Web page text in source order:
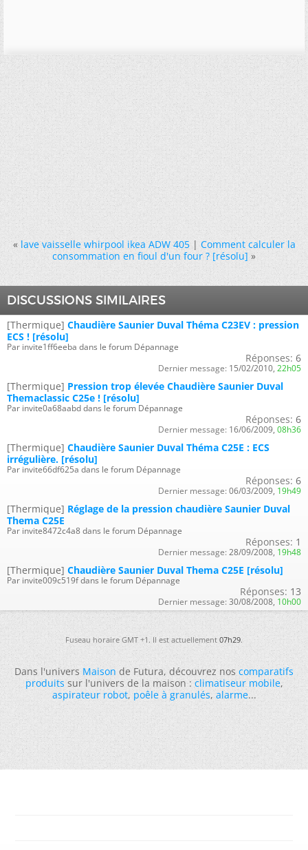
« lave vaisselle whirpool ikea ADW 405|Comment calculer la
consommation en fioul d'un four ? [résolu] »
DISCUSSIONS SIMILAIRES
[Thermique] Chaudière Saunier Duval Théma C23EV : pression
ECS ! [résolu]
Par invite1ff6eeba dans le forum Dépannage
Réponses: 6
Dernier message: 15/02/2010, 22h05
[Thermique] Pression trop élevée Chaudière Saunier Duval
Themaclassic C25e ! [résolu]
Par invite0a68aabd dans le forum Dépannage
Réponses: 6
Dernier message: 16/06/2009, 08h36
[Thermique] Chaudière Saunier Duval Théma C25E : ECS
irrégulière. [résolu]
Par invite66df625a dans le forum Dépannage
Réponses: 6
Dernier message: 06/03/2009, 19h49
[Thermique] Réglage de la pression chaudière Saunier Duval
Thema C25E
Par invite8472c4a8 dans le forum Dépannage
Réponses: 1
Dernier message: 28/09/2008, 19h48
[Thermique] Chaudière Saunier Duval Thema C25E [résolu]
Par invite009c519f dans le forum Dépannage
Réponses: 13
Dernier message: 30/08/2008, 10h00
Fuseau horaire GMT +1. Il est actuellement07h29.
Dans l'universMaisonde Futura, découvrez noscomparatifs
produitssur l'univers de la maison :climatiseur mobile,
aspirateur robot,poêle à granulés,alarme...